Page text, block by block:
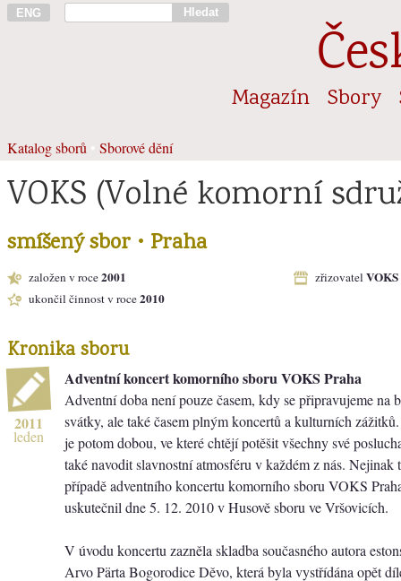
ENG Hledat
Magazín Sbory
Katalog sborů Sborové dění
VOKS (Volné komorní
smíšený sbor • Praha
založen v roce2001
ukončil činnost v roce2010
zřizovatel VOKS
Kronika sboru
2011
leden
Adventní koncert komorního sboru VOKS Praha
Adventní doba není pouze časem, kdy se připravujeme na
svátky, ale také časem plným koncertů a kulturních
je potom dobou, ve které chtějí potěšit všechny své
také navodit slavnostní atmosféru v každém z nás.
případě adventního koncertu komorního sboru VOKS
uskutečnil dne 5. 12. 2010 v Husově sboru ve Vršovicích.
V úvodu koncertu zazněla skladba současného autora
Arvo Pärta Bogorodice Děvo, která byla vystřídána opět